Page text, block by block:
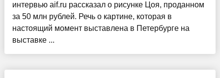
интервью aif.ru рассказал о рисунке Цоя, проданном
за 50 млн рублей. Речь о картине, которая в
настоящий момент выставлена в Петербурге на
выставке ...